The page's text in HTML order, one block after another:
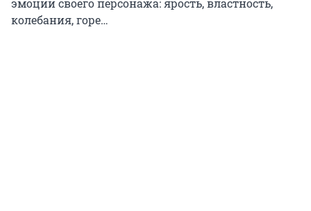
эмоции своего персонажа: ярость, властность,
колебания, горе…